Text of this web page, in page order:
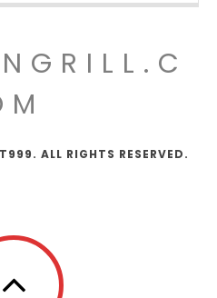
ALL RIGHTS RESERVED.